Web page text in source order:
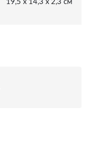
19,5 x 14,3 x 2,3 см